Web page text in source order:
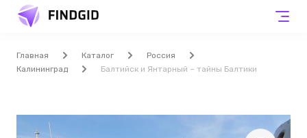
Главная Каталог
Россия
Калининград
Балтийск и Янтарный – тайны Балтики